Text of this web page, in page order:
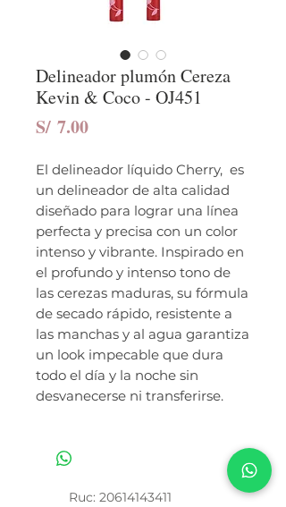
Delineador plumón Cereza
Kevin & Coco - OJ451
S/ 7.00Precio
El delineador líquido Cherry, es
un delineador de alta calidad
diseñado para lograr una línea
perfecta y precisa con un color
intenso y vibrante. Inspirado en
el profundo y intenso tono de
las cerezas maduras, su fórmula
de secado rápido, resistente a
las manchas y al agua garantiza
un look impecable que dura
todo el día y la noche sin
desvanecerse ni transferirse.
Ruc: 20614143411